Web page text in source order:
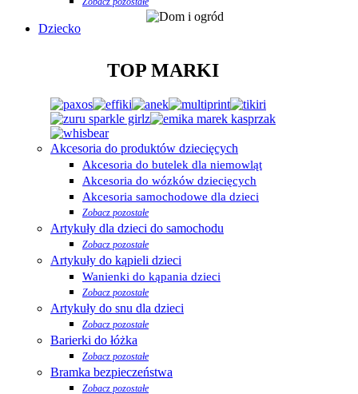
Dziecko
TOP MARKI
Akcesoria do produktów dziecięcych
Akcesoria do butelek dla niemowląt
Akcesoria do wózków dziecięcych
Akcesoria samochodowe dla dzieci
Zobacz pozostałe
Artykuły dla dzieci do samochodu
Zobacz pozostałe
Artykuły do kąpieli dzieci
Wanienki do kąpania dzieci
Zobacz pozostałe
Artykuły do snu dla dzieci
Zobacz pozostałe
Barierki do łóżka
Zobacz pozostałe
Bramka bezpieczeństwa
Zobacz pozostałe